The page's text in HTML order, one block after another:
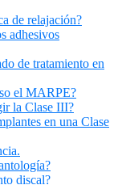
de relajación?
adhesivos
de tratamiento en
el MARPE?
la Clase III?
en una Clase
discal?